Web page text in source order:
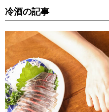
冷酒の記事